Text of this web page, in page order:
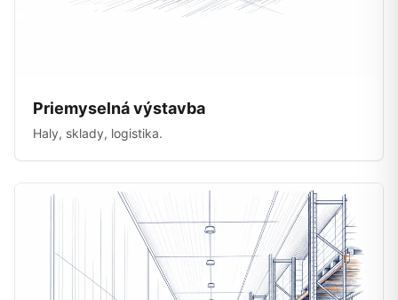
Priemyselná výstavba
Haly, sklady, logistika.